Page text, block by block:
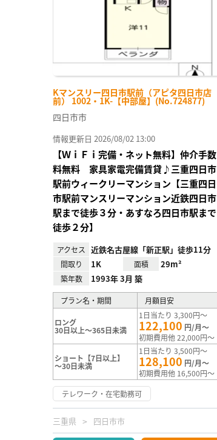
Kマンスリー四日市駅前（アピタ四日市店
前） 1002・1K-【中部屋】(No.724877)
四日市市
情報更新日 2026/08/02 13:00
【ＷｉＦｉ完備・ネット無料】仲介手数
料無料 家具家電完備賃貸♪三重四日市
駅前ウィークリーマンション【三重四日
市駅前マンスリーマンション近鉄四日市
駅まで徒歩３分・あすなろ四日市駅まで
徒歩２分】
アクセス 近鉄名古屋線「新正駅」徒歩11分
間取り 1K 面積 29m²
築年数 1993年 3月 築
プラン名・期間 月額目安
ロング
30日以上～365日未満
1日当たり 3,300円～
122,100 円/月～
初期費用他 22,000円～
ショート【7日以上】
～30日未満
1日当たり 3,500円～
128,100 円/月～
初期費用他 16,500円～
テレワーク・在宅勤務可
三重県 四日市市